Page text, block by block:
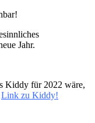
Jahr.
Kiddy für 2022 wäre,
Link zu Kiddy!